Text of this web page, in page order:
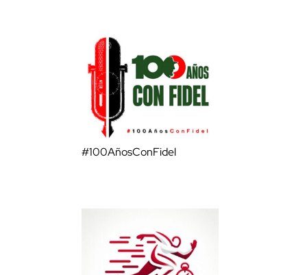
#100AñosConFidel